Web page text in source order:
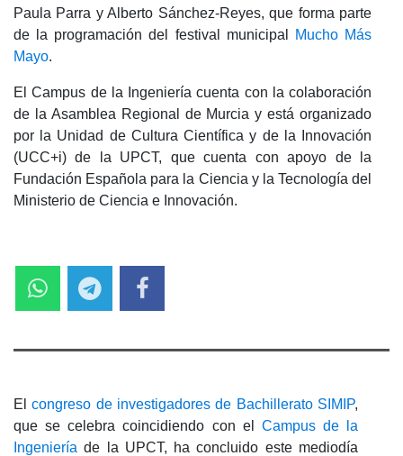
Paula Parra y Alberto Sánchez-Reyes, que forma parte
de la programación del festival municipal
Mucho Más
Mayo.
El Campus de la Ingeniería cuenta con la colaboración
de la Asamblea Regional de Murcia y está organizado
por la Unidad de Cultura Científica y de la Innovación
(UCC+i) de la UPCT, que cuenta con apoyo de la
Fundación Española para la Ciencia y la Tecnología del
Ministerio de Ciencia e Innovación.
Elcongreso de investigadores de Bachillerato SIMIP,
que se celebra coincidiendo con el Campus de la
Ingeniería de la UPCT, ha concluido este mediodía